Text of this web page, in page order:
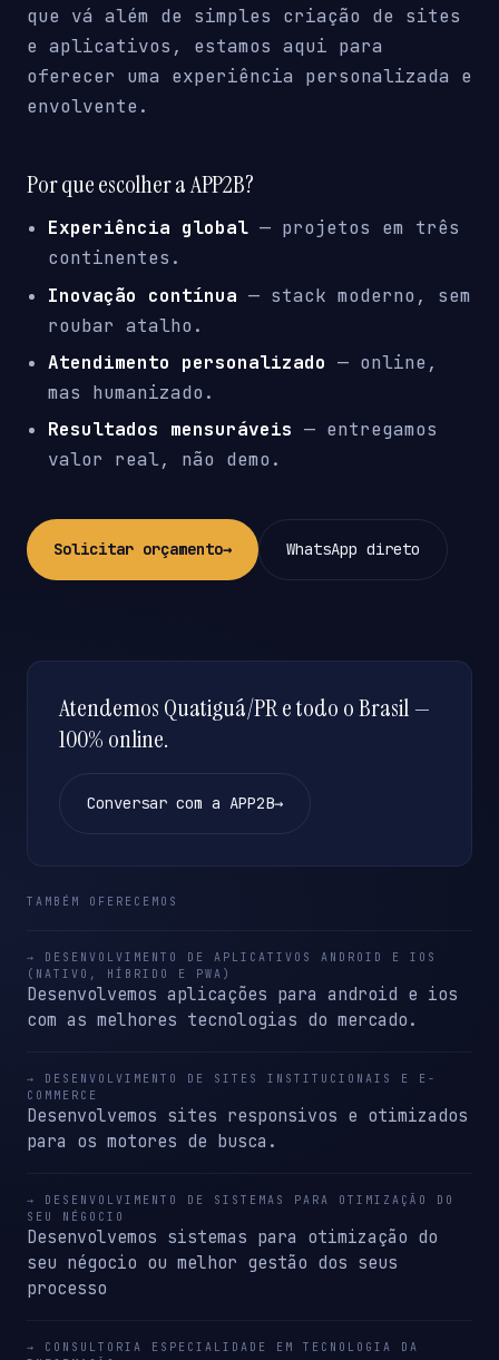
que vá além de simples criação de sites
e aplicativos, estamos aqui para
oferecer uma experiência personalizada e
envolvente.
Por que escolher a APP2B?
Experiência global — projetos em três
continentes.
Inovação contínua — stack moderno, sem
roubar atalho.
Atendimento personalizado — online,
mas humanizado.
Resultados mensuráveis — entregamos
valor real, não demo.
Solicitar orçamento→ WhatsApp direto
Atendemos Quatiguá/PR e todo o Brasil —
100% online.
Conversar com a APP2B→
TAMBÉM OFERECEMOS
→ DESENVOLVIMENTO DE APLICATIVOS ANDROID E IOS
(NATIVO, HÍBRIDO E PWA)
Desenvolvemos aplicações para android e ios
com as melhores tecnologias do mercado.
→ DESENVOLVIMENTO DE SITES INSTITUCIONAIS E E-
COMMERCE
Desenvolvemos sites responsivos e otimizados
para os motores de busca.
→ DESENVOLVIMENTO DE SISTEMAS PARA OTIMIZAÇÃO DO
SEU NÉGOCIO
Desenvolvemos sistemas para otimização do
seu négocio ou melhor gestão dos seus
processo
→ CONSULTORIA ESPECIALIDADE EM TECNOLOGIA DA